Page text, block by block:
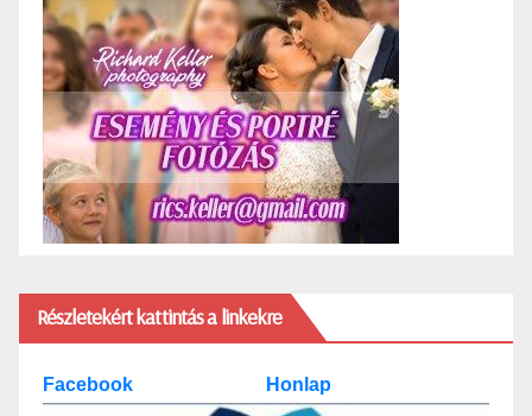
Részletekért kattintás a linkekre
Facebook Honlap